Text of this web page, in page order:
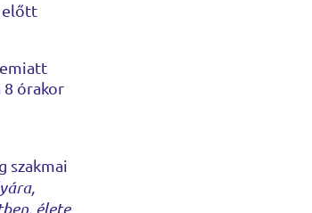
előtt
órakor
szakmai
élete